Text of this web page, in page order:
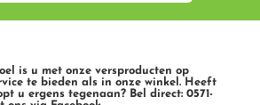
is u met onze versproducten op
te bieden als in onze winkel. Heeft
u ergens tegenaan? Bel direct: 0571-